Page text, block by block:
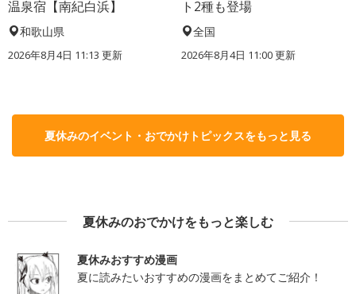
温泉宿【南紀白浜】
和歌山県
2026年8月4日 11:13 更新
ト2種も登場
全国
2026年8月4日 11:00更新
夏休みのイベント・おでかけトピックスをもっと見る
夏休みのおでかけをもっと楽しむ
夏休みおすすめ漫画
夏に読みたいおすすめの漫画をまとめてご紹介！